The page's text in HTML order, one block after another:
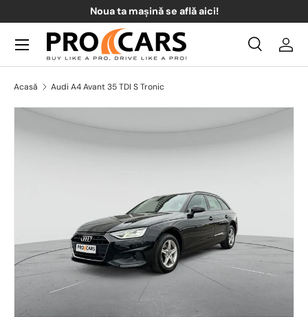
Sari la conținut
Noua ta mașină se află aici!
Căutare
Căutare
Meniul
Acasă Audi A4 Avant 35 TDI S Tronic